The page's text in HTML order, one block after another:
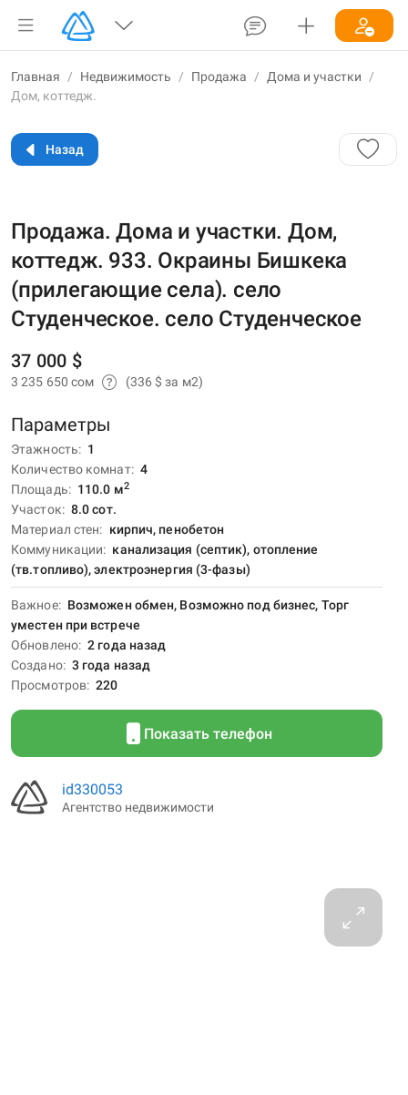
Главная / Недвижимость / Продажа / Дома и участки
/
Дом, коттедж.
Назад
Продажа. Дома и участки. Дом,
коттедж. 933. Окраины Бишкека
(прилегающие села). село
Студенческое. село Студенческое
37 000 $
3 235 650 сом (336 $ за м2)
Параметры
Этажность
1
Количество комнат
4
Площадь
110.0 м2
Участок
8.0 сот.
Материал стен
кирпич, пенобетон
Коммуникации
канализация (септик), отопление
(тв.топливо), электроэнергия (3-фазы)
Важное
Возможен обмен, Возможно под бизнес, Торг
уместен при встрече
Обновлено
2 года назад
Создано
3 года назад
Просмотров
220
Показать телефон
id330053
Агентство недвижимости